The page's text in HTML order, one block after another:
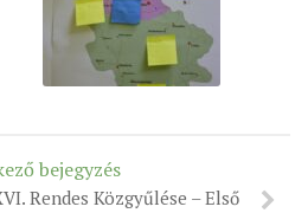
bejegyzés
Rendes Közgyűlése – Első